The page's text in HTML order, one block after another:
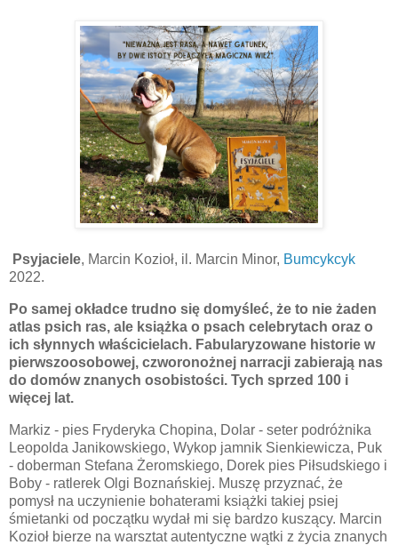
Psyjaciele, Marcin Kozioł, il. Marcin Minor, Bumcykcyk
2022.
Po samej okładce trudno się domyśleć, że to nie żaden
atlas psich ras, ale książka o psach celebrytach oraz o
ich słynnych właścicielach. Fabularyzowane historie w
pierwszoosobowej, czworonożnej narracji zabierają nas
do domów znanych osobistości. Tych sprzed 100 i
więcej lat.
Markiz - pies Fryderyka Chopina, Dolar - seter podróżnika
Leopolda Janikowskiego, Wykop jamnik Sienkiewicza, Puk
- doberman Stefana Żeromskiego, Dorek pies Piłsudskiego i
Boby - ratlerek Olgi Boznańskiej. Muszę przyznać, że
pomysł na uczynienie bohaterami książki takiej psiej
śmietanki od początku wydał mi się bardzo kuszący. Marcin
Kozioł bierze na warsztat autentyczne wątki z życia znanych